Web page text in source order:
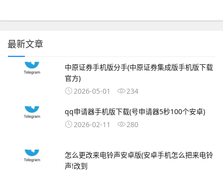
最新文章
中原证券手机版分手(中原证券集成版手机版下载
官方)
2026-05-01
234
qq申请器手机版下载(号申请器5秒100个安卓)
2026-02-11
280
怎么更改来电铃声安卓版(安卓手机怎么把来电铃
声!改到